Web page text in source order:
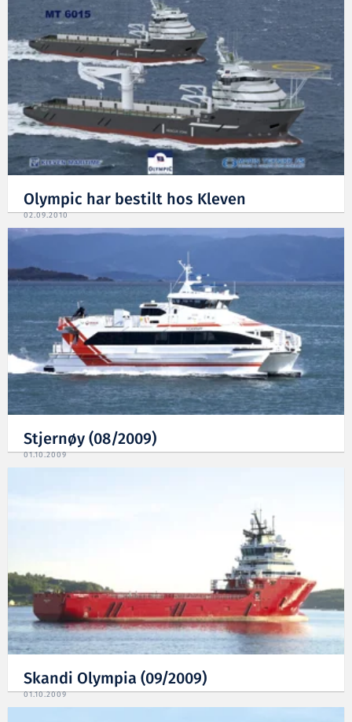
Olympic har bestilt hos Kleven
02.09.2010
Stjernøy (08/2009)
01.10.2009
Skandi Olympia (09/2009)
01.10.2009